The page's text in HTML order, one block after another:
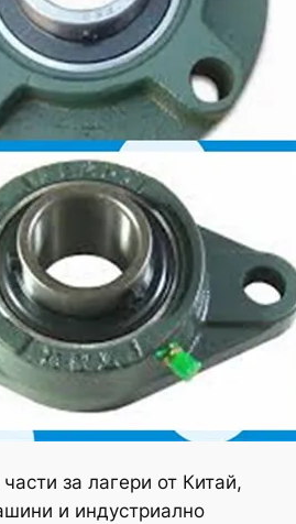
за лагери от Китай,
и индустриално